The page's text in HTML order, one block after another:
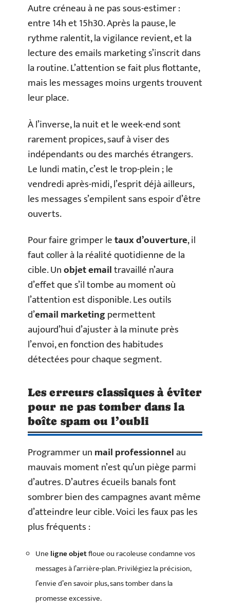
Autre créneau à ne pas sous-estimer :
entre 14h et 15h30. Après la pause, le
rythme ralentit, la vigilance revient, et la
lecture des emails marketing s’inscrit dans
la routine. L’attention se fait plus flottante,
mais les messages moins urgents trouvent
leur place.
À l’inverse, la nuit et le week-end sont
rarement propices, sauf à viser des
indépendants ou des marchés étrangers.
Le lundi matin, c’est le trop-plein ; le
vendredi après-midi, l’esprit déjà ailleurs,
les messages s’empilent sans espoir d’être
ouverts.
Pour faire grimper letaux d’ouverture, il
faut coller à la réalité quotidienne de la
cible. Unobjet emailtravaillé n’aura
d’effet que s’il tombe au moment où
l’attention est disponible. Les outils
d’email marketingpermettent
aujourd’hui d’ajuster à la minute près
l’envoi, en fonction des habitudes
détectées pour chaque segment.
Les erreurs classiques à éviter
pour ne pas tomber dans la
boîte spam ou l’oubli
Programmer unmail professionnelau
mauvais moment n’est qu’un piège parmi
d’autres. D’autres écueils banals font
sombrer bien des campagnes avant même
d’atteindre leur cible. Voici les faux pas les
plus fréquents :
Une ligne objetfloue ou racoleuse condamne vos
messages à l’arrière-plan. Privilégiez la précision,
l’envie d’en savoir plus, sans tomber dans la
promesse excessive.